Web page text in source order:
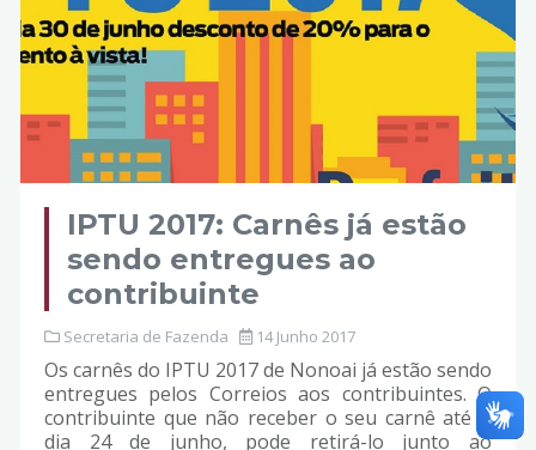
IPTU 2017: Carnês já estão
sendo entregues ao
contribuinte
Secretaria de Fazenda 14 Junho 2017
Os carnês do IPTU 2017 de Nonoai já estão sendo
entregues pelos Correios aos contribuintes. O
contribuinte que não receber o seu carnê até o
dia 24 de junho, pode retirá-lo junto ao